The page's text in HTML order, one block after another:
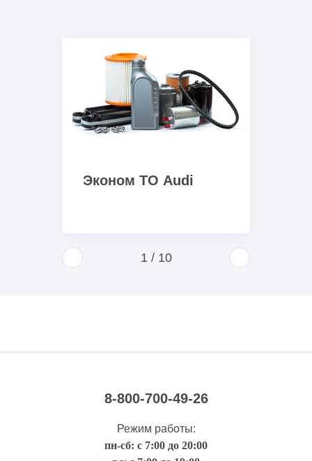
Эконом ТО Audi
1 / 10
8-800-700-49-26
Режим работы:
пн-сб: с 7:00 до 20:00